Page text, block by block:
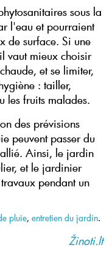
sous la
l'eau et pourraient
de surface. Si une
vaut mieux choisir
et se limiter,
: tailler,
les fruits malades.
des prévisions
peuvent passer du
Ainsi, le jardin
et le jardinier
pendant un
pluie, entretien du jardin.
Žinoti.lt